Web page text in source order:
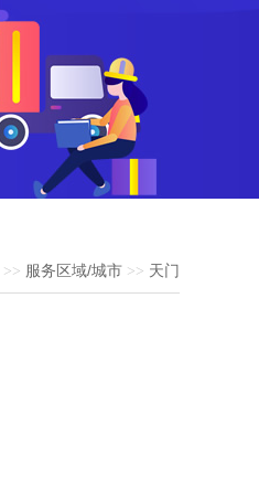
>> 服务区域/城市 >> 天门